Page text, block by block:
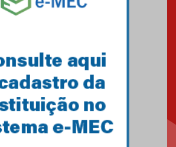
Mackenzie recepciona os
calouros do segundo semestre
Como o Colégio Mackenzie
Brasília prepara seus
estudantes para o PAS antes
mesmo do Ensino Médio